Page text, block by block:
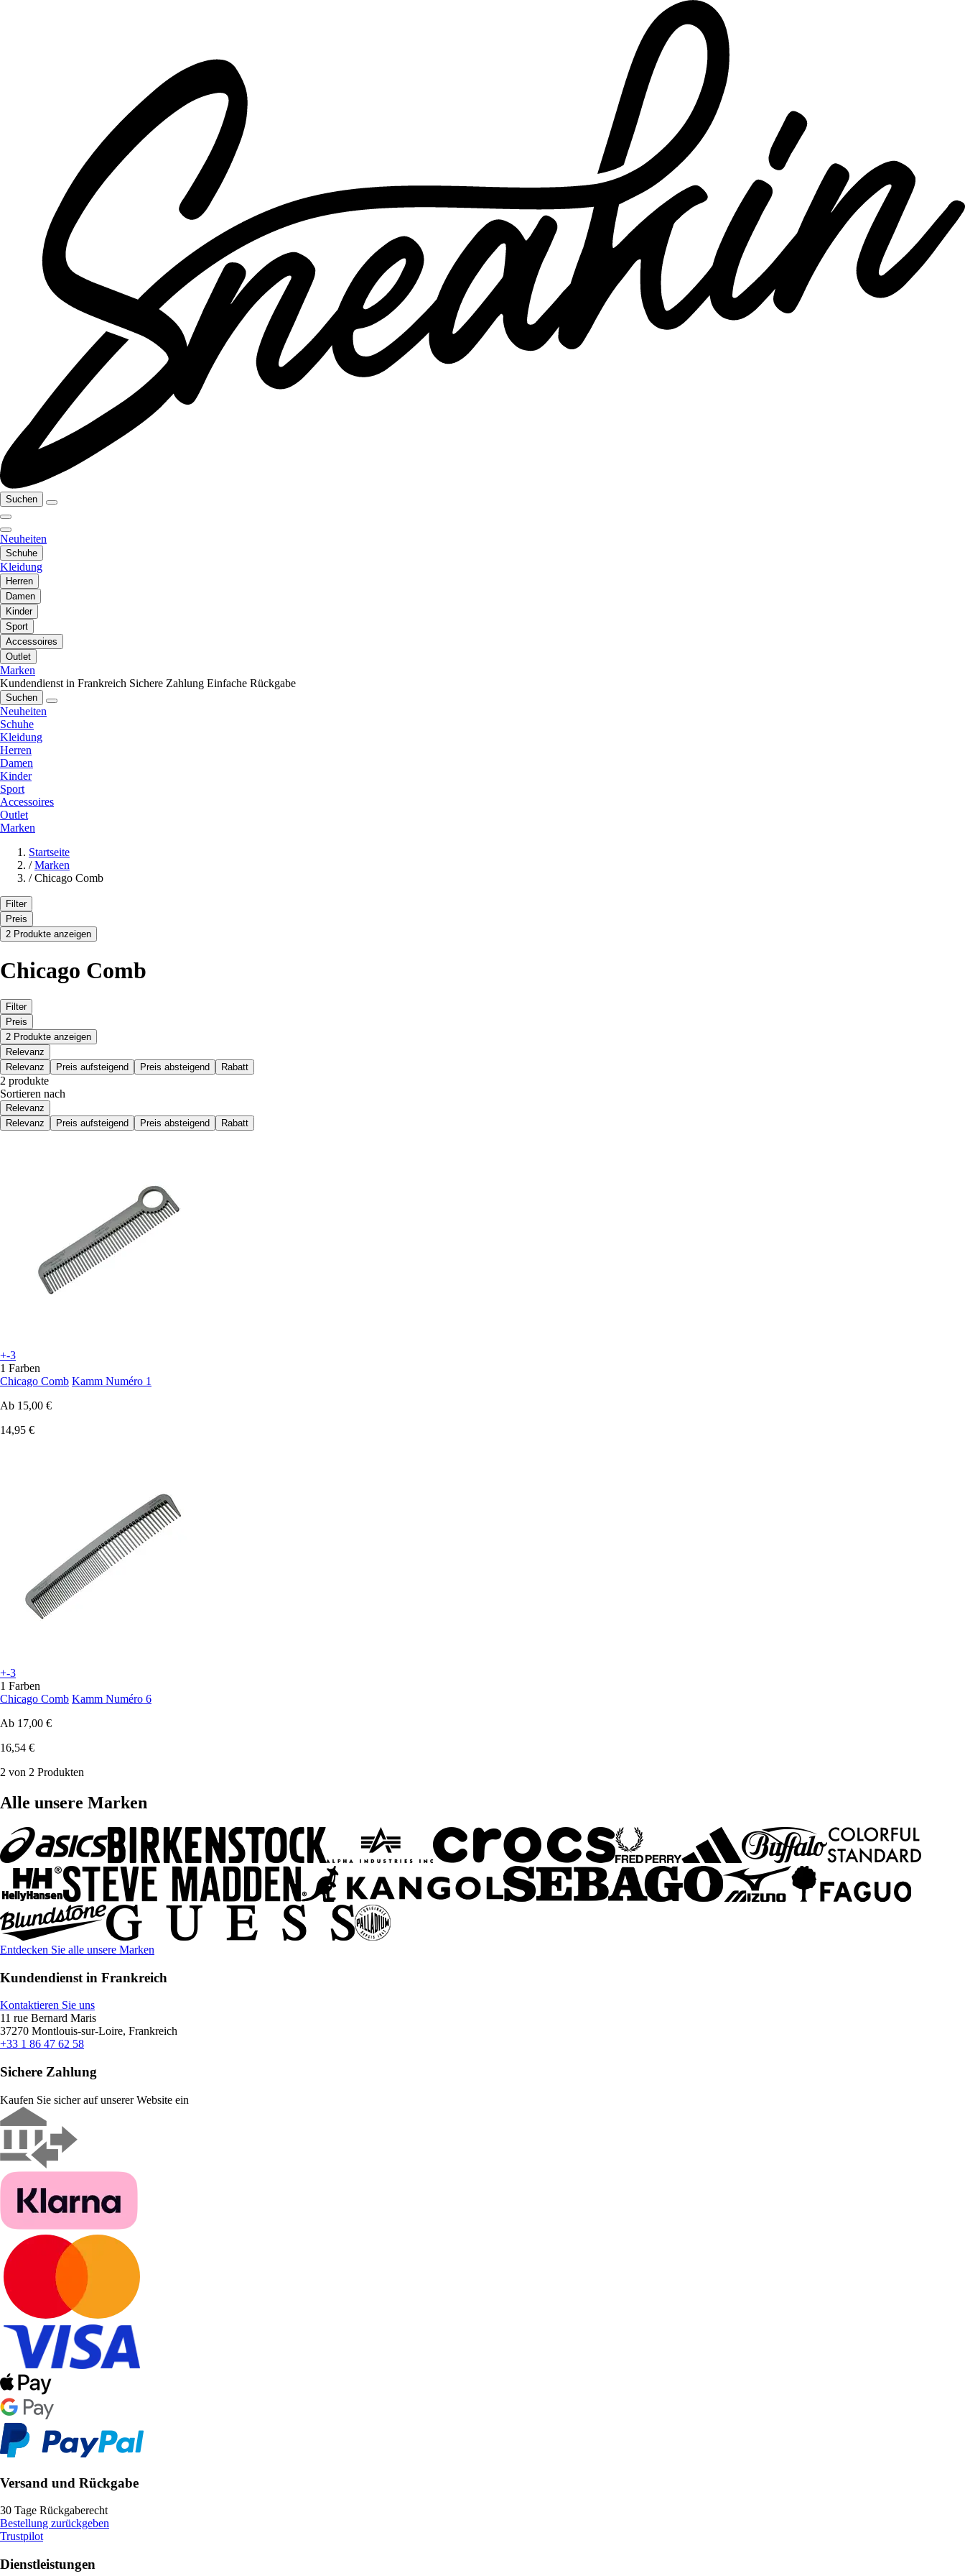
Suchen
Neuheiten
Schuhe
Kleidung
Herren
Damen
Kinder
Sport
Accessoires
Outlet
Marken
Kundendienst in Frankreich Sichere Zahlung Einfache Rückgabe
Suchen
Neuheiten
Schuhe
Kleidung
Herren
Damen
Kinder
Sport
Accessoires
Outlet
Marken
Startseite
/ Marken
/ Chicago Comb
Filter
Preis
2 Produkte anzeigen
Chicago Comb
Filter
Preis
2 Produkte anzeigen
Relevanz
Relevanz
Preis aufsteigend Preis absteigend Rabatt
2 produkte
Sortieren nach
Relevanz
Relevanz
Preis aufsteigend Preis absteigend Rabatt
+-3
1 Farben
Chicago Comb Kamm Numéro 1
Ab 15,00 €
14,95 €
+-3
1 Farben
Chicago Comb Kamm Numéro 6
Ab 17,00 €
16,54 €
2 von 2 Produkten
Alle unsere Marken
Entdecken Sie alle unsere Marken
Kundendienst in Frankreich
Kontaktieren Sie uns
11 rue Bernard Maris
37270 Montlouis-sur-Loire, Frankreich
+33 1 86 47 62 58
Sichere Zahlung
Kaufen Sie sicher auf unserer Website ein
Versand und Rückgabe
30 Tage Rückgaberecht
Bestellung zurückgeben
Trustpilot
Dienstleistungen